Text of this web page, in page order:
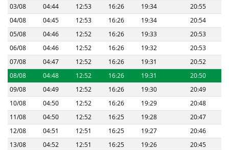
03/08
04:44 12:53 16:26 19:34
20:55
04/08
04:45 12:53 16:26 19:34
20:54
05/08
04:46 12:52 16:26 19:33
20:53
06/08
04:46 12:52 16:26 19:32
20:53
07/08
04:47 12:52 16:26 19:31
20:52
08/08
04:48 12:52 16:26 19:31
20:50
09/08
04:49 12:52 16:26 19:30
20:49
10/08
04:50 12:52 16:26 19:29
20:48
11/08
04:50 12:52 16:25 19:28
20:47
12/08
04:51 12:51 16:25 19:27
20:46
13/08
04:52 12:51 16:25 19:26
20:45